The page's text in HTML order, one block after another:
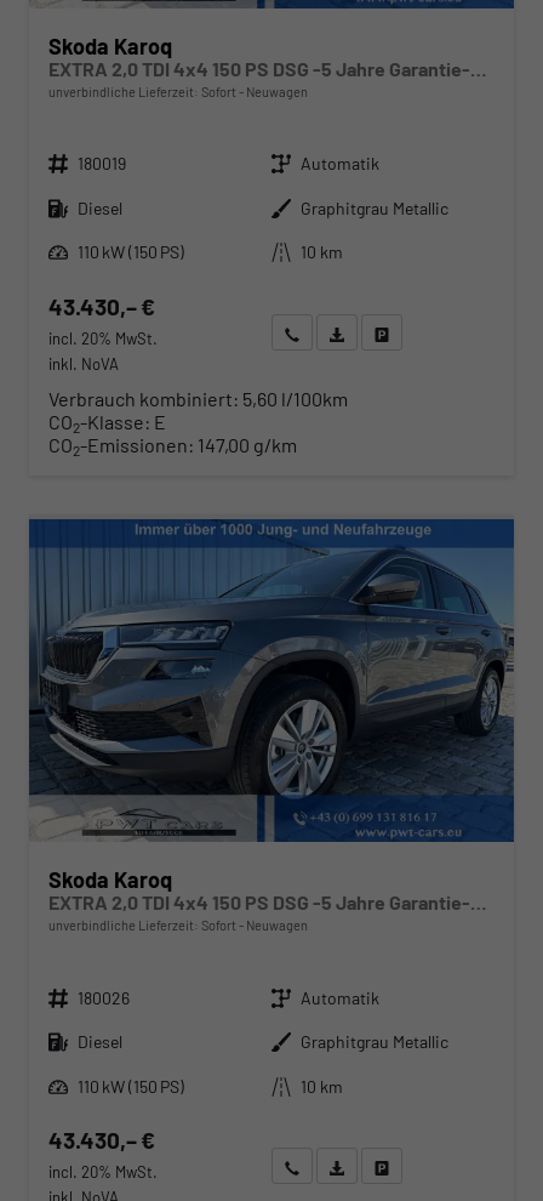
Skoda Karoq
EXTRA 2,0 TDI 4x4 150 PS DSG -5 Jahre Garantie-Anhängerkupplung-ACC Tempomat-NAVI-AppleCarPlay-AndroidAuto-Sunset-2-Zonen-Klima-17''Alu-Rückfahrkamera-Sofort
unverbindliche Lieferzeit: Sofort Neuwagen
Fahrzeugnr. 180019 Getriebe Automatik
Kraftstoff Diesel Außenfarbe Graphitgrau Metallic
Leistung
110 kW (150 PS) Kilometerstand 10 km
43.430,– €
incl. 20% MwSt.
inkl. NoVA
Wir rufen Sie anAngebot drucken (PDF)
Verbrauch kombiniert: 5,60 l/100km
CO2-Klasse: E
CO2-Emissionen: 147,00 g/km
Skoda Karoq
EXTRA 2,0 TDI 4x4 150 PS DSG -5 Jahre Garantie-Anhängerkupplung-ACC Tempomat-NAVI-AppleCarPlay-AndroidAuto-Sunset-2-Zonen-Klima-17''Alu-Rückfahrkamera-Sofort
unverbindliche Lieferzeit: Sofort Neuwagen
Fahrzeugnr. 180026 Getriebe Automatik
Kraftstoff Diesel Außenfarbe Graphitgrau Metallic
Leistung
110 kW (150 PS) Kilometerstand 10 km
43.430,– €
incl. 20% MwSt.
Wir rufen Sie anAngebot drucken (PDF)